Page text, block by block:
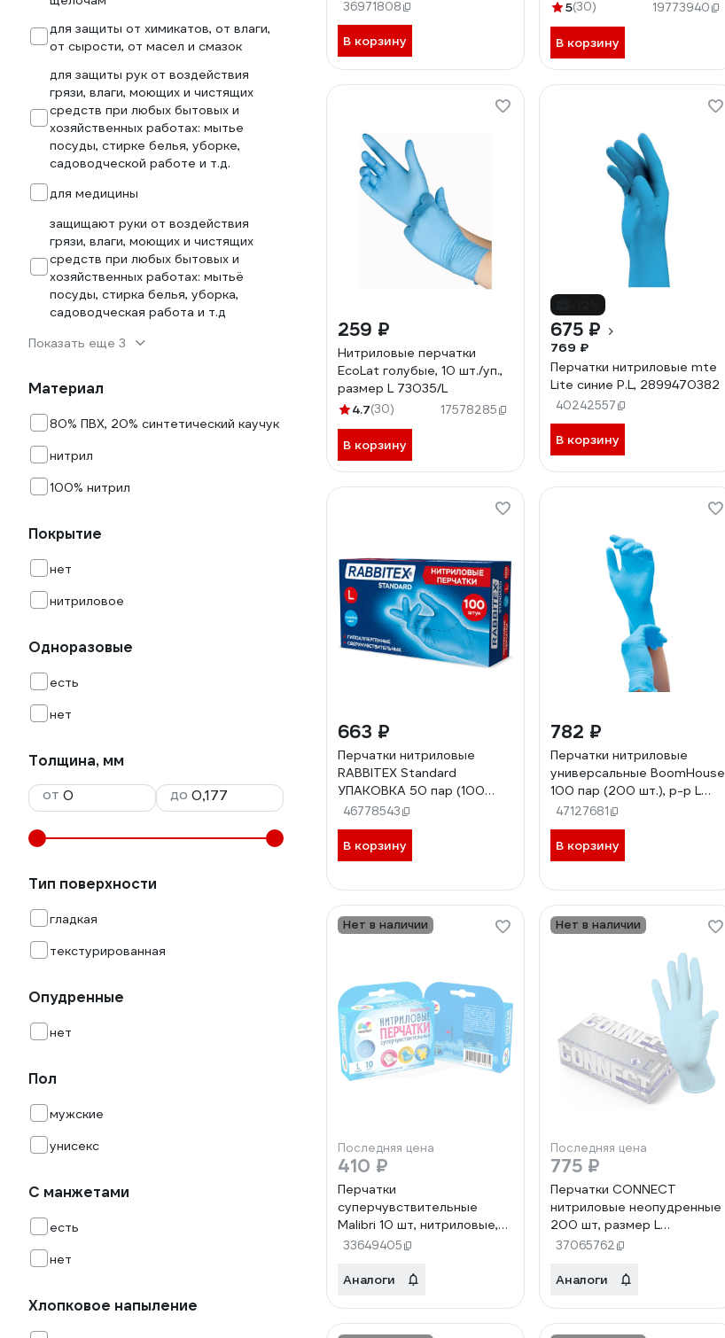
для защиты от химикатов, от влаги,
от сырости, от масел и смазок
для защиты рук от воздействия
грязи, влаги, моющих и чистящих
средств при любых бытовых и
хозяйственных работах: мытье
посуды, стирке белья, уборке,
садоводческой работе и т.д.
для медицины
защищают руки от воздействия
грязи, влаги, моющих и чистящих
средств при любых бытовых и
хозяйственных работах: мытьё
посуды, стирка белья, уборка,
садоводческая работа и т.д
Показать еще 3
Материал
80% ПВХ, 20% синтетический каучук
нитрил
100% нитрил
Покрытие
нет
нитриловое
Одноразовые
есть
нет
Толщина, мм
от
до
Тип поверхности
гладкая
текстурированная
Опудренные
нет
Пол
мужские
унисекс
С манжетами
есть
нет
Хлопковое напыление
955
36971808
В корзину
24 см, L, голубые, 50пар
5(30) 19773940
В корзину
259 ₽
Нитриловые перчатки
EcoLat голубые, 10 шт./уп.,
размер L 73035/L
4.7(30) 17578285
В корзину
675 ₽
769 ₽
Перчатки нитриловые mte
Lite синие Р.L, 2899470382
40242557
В корзину
663 ₽
Перчатки нитриловые
RABBITEX Standard
УПАКОВКА 50 пар (100
шт.), голубые, р-р L
(большой), 702153
46778543
В корзину
782 ₽
Перчатки нитриловые
универсальные BoomHouse
100 пар (200 шт.), р-р L
(большой), голубые 702149
47127681
В корзину
Нет в наличии
Последняя цена
410 ₽
Перчатки
суперчувствительные
Malibri 10 шт, нитриловые,
размер L 1002-011L
33649405
Аналоги
Нет в наличии
Последняя цена
775 ₽
Перчатки CONNECT
нитриловые неопудренные
200 шт, размер L
CT0000005535
37065762
Аналоги